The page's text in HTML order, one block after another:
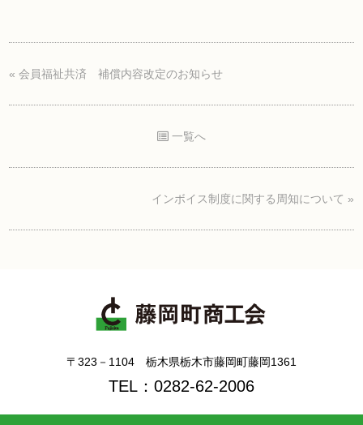
«会員福祉共済 補償内容改定のお知らせ
一覧へ
インボイス制度に関する周知について »
〒323－1104 栃木県栃木市藤岡町藤岡1361
TEL：0282-62-2006